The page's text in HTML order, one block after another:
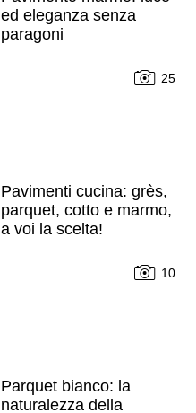
ed eleganza senza
paragoni
25
Pavimenti cucina: grès,
parquet, cotto e marmo,
a voi la scelta!
10
Parquet bianco: la
naturalezza della